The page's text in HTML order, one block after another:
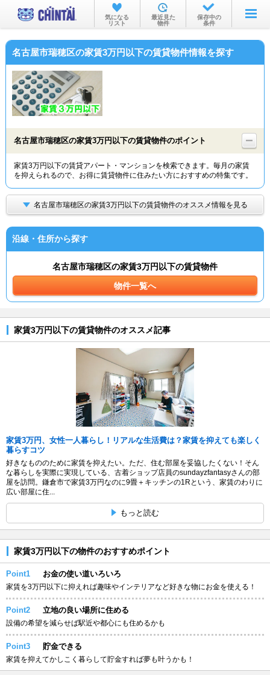
お部屋を探す
沿線・駅から
物件特集から
TOP
気になる
リスト
最近見た
物件
保存中の
条件
名古屋市瑞穂区の家賃3万円以下の賃貸物件情報を探す
名古屋市瑞穂区の家賃3万円以下の賃貸物件のポイント
家賃3万円以下の賃貸アパート・マンションを検索できます。毎月の家賃
を抑えられるので、お得に賃貸物件に住みたい方におすすめの特集です。
名古屋市瑞穂区の家賃3万円以下の賃貸物件のオススメ情報を見る
沿線・住所から探す
名古屋市瑞穂区の家賃3万円以下の賃貸物件
物件一覧へ
家賃3万円以下の賃貸物件のオススメ記事
家賃3万円、女性一人暮らし！リアルな生活費は？家賃を抑えても楽しく
暮らすコツ
好きなもののために家賃を抑えたい。ただ、住む部屋を妥協したくない！そん
な暮らしを実際に実現している、古着ショップ店員のsundayzfantasyさんの部
屋を訪問。鎌倉市で家賃3万円なのに9畳＋キッチンの1Rという、家賃のわりに
広い部屋に住...
もっと読む
家賃3万円以下の物件のおすすめポイント
Point1 お金の使い道いろいろ
家賃を3万円以下に抑えれば趣味やインテリアなど好きな物にお金を使える！
Point2 立地の良い場所に住める
設備の希望を減らせば駅近や都心にも住めるかも
Point3 貯金できる
家賃を抑えてかしこく暮らして貯金すれば夢も叶うかも！